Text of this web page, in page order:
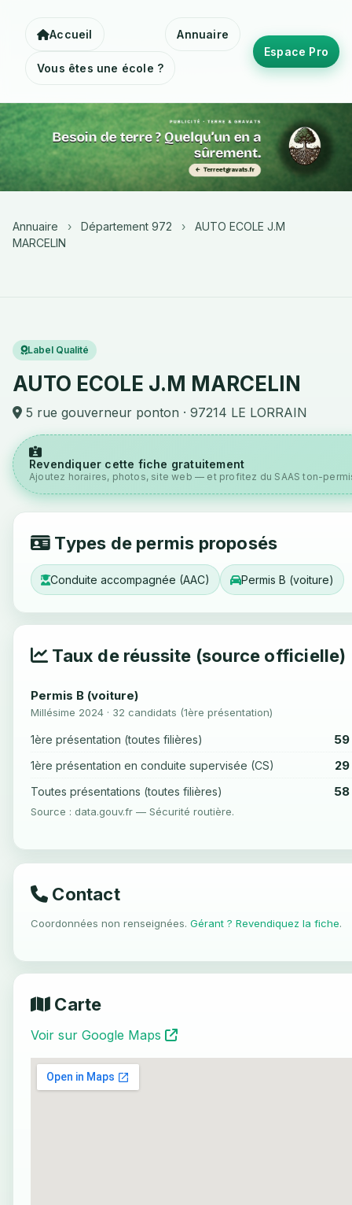
Accueil Annuaire
Vous êtes une école ?
Espace Pro
Annuaire › Département 972 ›
AUTO ECOLE J.M
MARCELIN
Label Qualité
AUTO ECOLE J.M MARCELIN
5 rue gouverneur ponton · 97214 LE LORRAIN
Revendiquer cette fiche gratuitement
Ajoutez horaires, photos, site web — et profitez du SAAS ton-
Types de permis proposés
Conduite accompagnée (AAC) Permis B (voiture)
Taux de réussite (source officielle)
Permis B (voiture)
Millésime 2024 · 32 candidats (1ère présentation)
1ère présentation (toutes filières) 59
1ère présentation en conduite supervisée (CS)
Toutes présentations (toutes filières) 58
Source : data.gouv.fr — Sécurité routière.
Contact
Coordonnées non renseignées. Gérant ? Revendiquez la fiche.
Carte
Voir sur Google Maps